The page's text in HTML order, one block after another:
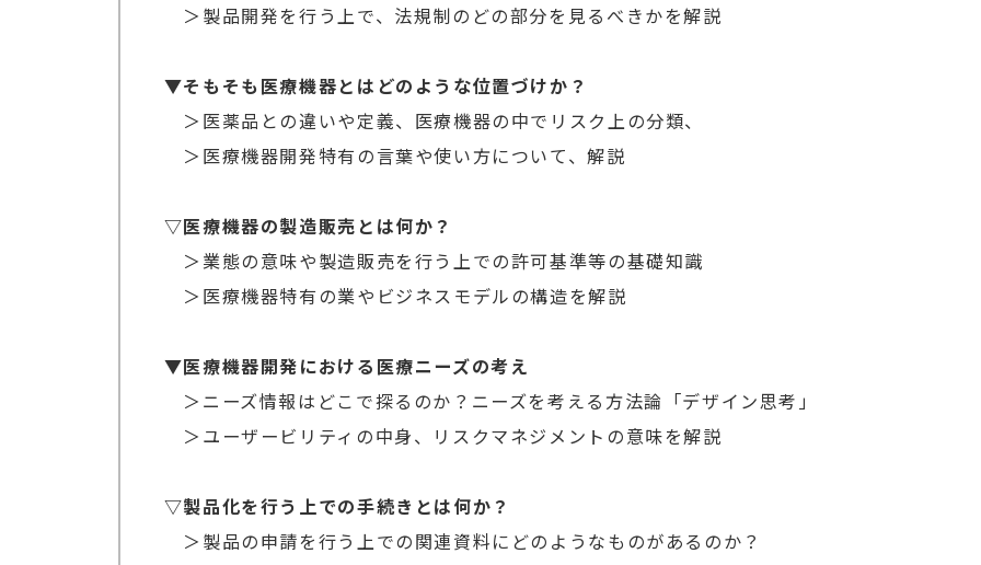
＞製品開発を行う上で、法規制のどの部分を見るべきかを解説
▼そもそも医療機器とはどのような位置づけか？
＞医薬品との違いや定義、医療機器の中でリスク上の分類、
＞医療機器開発特有の言葉や使い方について、解説
▽医療機器の製造販売とは何か？
＞業態の意味や製造販売を行う上での許可基準等の基礎知識
＞医療機器特有の業やビジネスモデルの構造を解説
▼医療機器開発における医療ニーズの考え
＞ニーズ情報はどこで探るのか？ニーズを考える方法論「デザイン思考」
＞ユーザービリティの中身、リスクマネジメントの意味を解説
▽製品化を行う上での手続きとは何か？
＞製品の申請を行う上での関連資料にどのようなものがあるのか？